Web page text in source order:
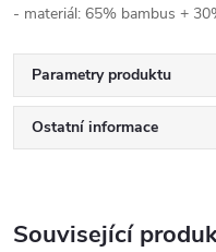
- materiál: 65% bambus +
Parametry produktu
Ostatní informace
Související